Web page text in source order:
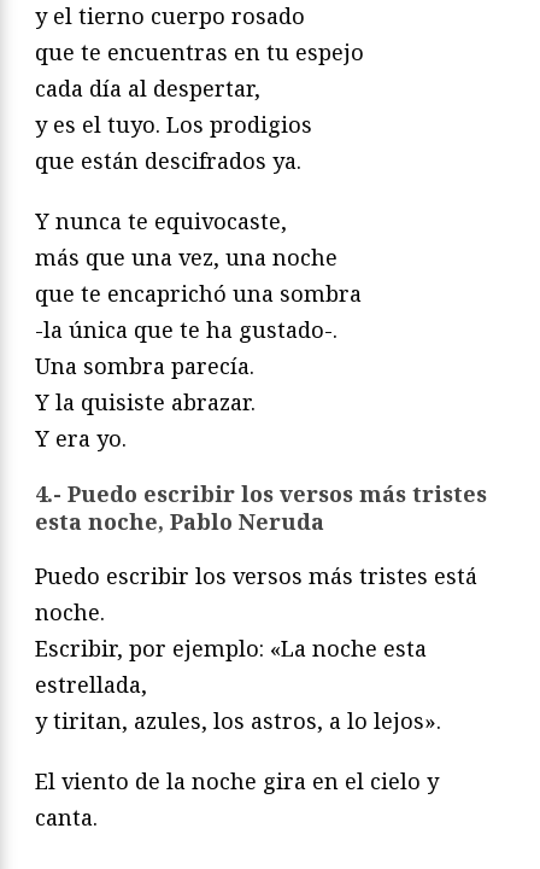
y el tierno cuerpo rosado
que te encuentras en tu espejo
cada día al despertar,
y es el tuyo. Los prodigios
que están descifrados ya.
Y nunca te equivocaste,
más que una vez, una noche
que te encaprichó una sombra
-la única que te ha gustado-.
Una sombra parecía.
Y la quisiste abrazar.
Y era yo.
4.- Puedo escribir los versos más tristes
esta noche, Pablo Neruda
Puedo escribir los versos más tristes está
noche.
Escribir, por ejemplo: «La noche esta
estrellada,
y tiritan, azules, los astros, a lo lejos».
El viento de la noche gira en el cielo y
canta.